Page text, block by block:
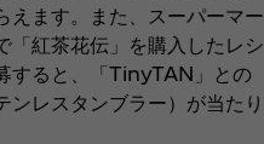
えます。また、スーパーマー
「紅茶花伝」を購入したレシ
すると、「TinyTAN」との
ンレスタンブラー）が当たり